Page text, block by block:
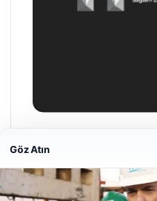
Enes Kaplan Avukatlık
Göz Atın